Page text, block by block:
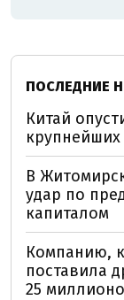
ПОСЛЕДНИЕ
Китай
В
удар по
капиталом
Компанию,
поставила
25